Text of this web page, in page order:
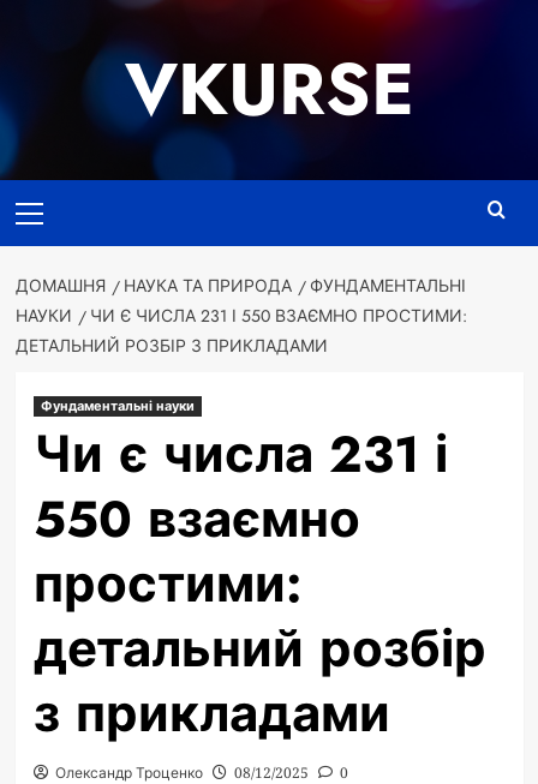
VKURSE
меню
ДОМАШНЯ НАУКА ТА ПРИРОДА
ФУНДАМЕНТАЛЬНІ
НАУКИ
ЧИ Є ЧИСЛА 231 І 550 ВЗАЄМНО ПРОСТИМИ:
ДЕТАЛЬНИЙ РОЗБІР З ПРИКЛАДАМИ
Фундаментальні науки
Чи є числа 231 і
550 взаємно
простими:
детальний розбір
з прикладами
Олександр Троценко 08/12/2025 0